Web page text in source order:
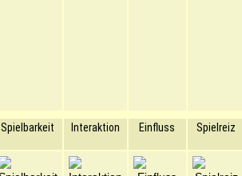
Spielbarkeit Interaktion Einfluss Spielreiz